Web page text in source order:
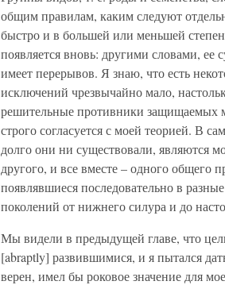
общим правилам, каким следуют
быстро и в большей или меньшей
появляется вновь: другими словами, ее
имеет перерывов. Я знаю, что есть
исключений чрезвычайно мало,
решительные противники защищаемых
строго согласуется с моей теорией. В
долго они ни существовали, являются
другого, и все вместе – одного общего
появлявшиеся последовательно в
поколений от нижнего силура и до
Мы видели в предыдущей главе, что
[abraptly] развившимися, и я пытался
верен, имел бы роковое значение для